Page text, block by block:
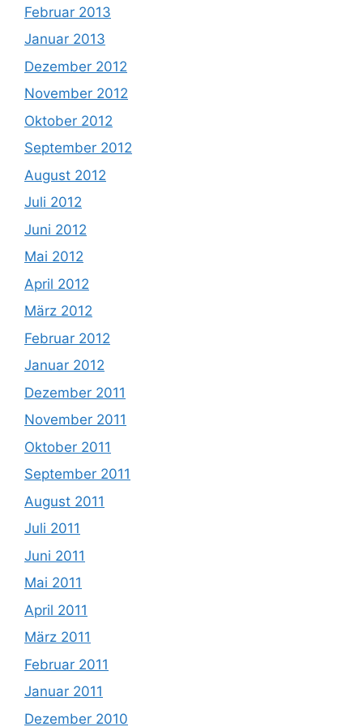
Februar 2013
Januar 2013
Dezember 2012
November 2012
Oktober 2012
September 2012
August 2012
Juli 2012
Juni 2012
Mai 2012
April 2012
März 2012
Februar 2012
Januar 2012
Dezember 2011
November 2011
Oktober 2011
September 2011
August 2011
Juli 2011
Juni 2011
Mai 2011
April 2011
März 2011
Februar 2011
Januar 2011
Dezember 2010